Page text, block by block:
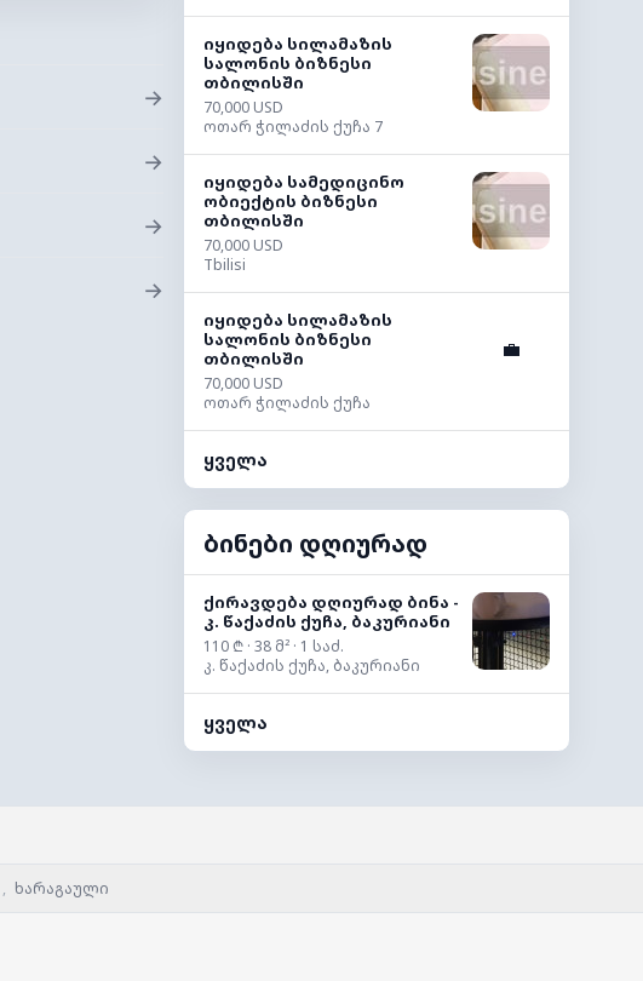
→
→
→
→
იყიდება სილამაზის
სალონის ბიზნესი
თბილისში
70,000 USD
ოთარ ჭილაძის ქუჩა 7
იყიდება სამედიცინო
ობიექტის ბიზნესი
თბილისში
70,000 USD
Tbilisi
იყიდება სილამაზის
სალონის ბიზნესი
თბილისში
70,000 USD
ოთარ ჭილაძის ქუჩა
💼
ყველა
ბინები დღიურად
ქირავდება დღიურად ბინა -
კ. წაქაძის ქუჩა, ბაკურიანი
110 ₾ · 38 მ² · 1 საძ.
კ. წაქაძის ქუჩა, ბაკურიანი
ყველა
, ხარაგაული